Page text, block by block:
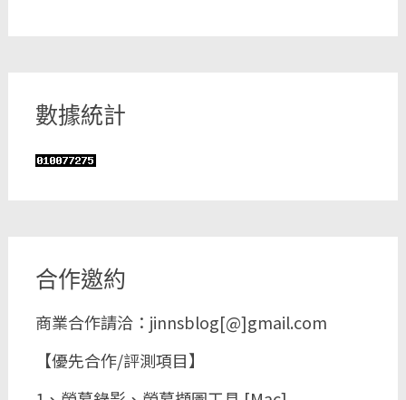
數據統計
合作邀約
商業合作請洽：jinnsblog[@]gmail.com
【優先合作/評測項目】